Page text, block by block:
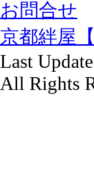
お問合せ
京都絆屋
Last
All Rights